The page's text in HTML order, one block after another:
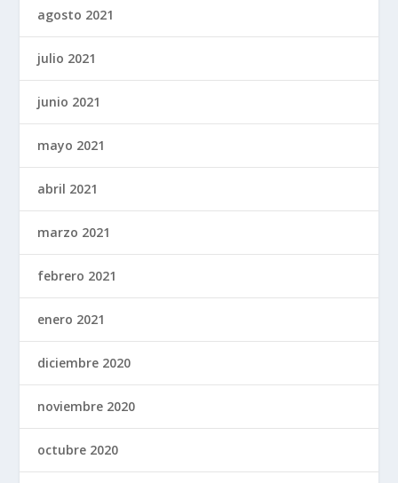
agosto 2021
julio 2021
junio 2021
mayo 2021
abril 2021
marzo 2021
febrero 2021
enero 2021
diciembre 2020
noviembre 2020
octubre 2020